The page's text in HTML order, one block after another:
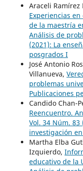
Araceli Ramírez
Experiencias
de la maestría
Análisis de
(2021): La
posgrados I
José Antonio
Villanueva,
problemas
Publicaciones
Candido Chan-
Reencuentro.
Vol. 34 Núm. 83
investigación
Martha Elba
Izquierdo,
educativo de la